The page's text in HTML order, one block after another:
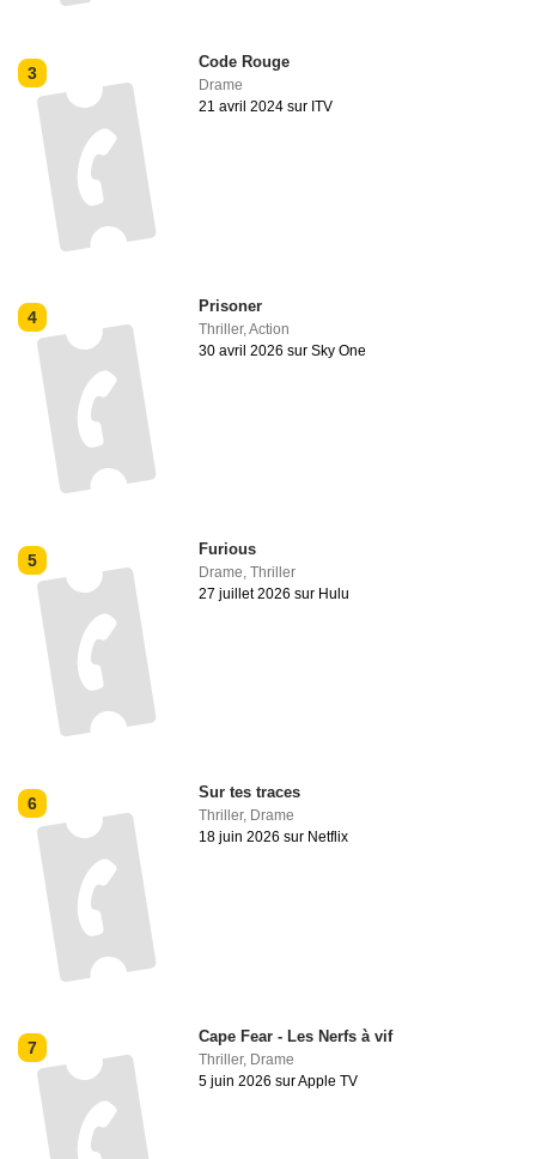
3
Code Rouge
Drame
21 avril 2024 sur ITV
4
Prisoner
Thriller,Action
30 avril 2026 sur Sky One
5
Furious
Drame,Thriller
27 juillet 2026 sur Hulu
6
Sur tes traces
Thriller, Drame
18 juin 2026 sur Netflix
7
Cape Fear - Les Nerfs à vif
Thriller, Drame
5 juin 2026 sur Apple TV